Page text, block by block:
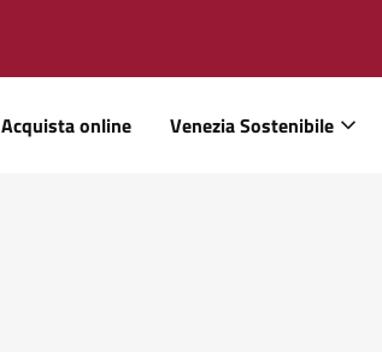
Acquista online Venezia Sostenibile